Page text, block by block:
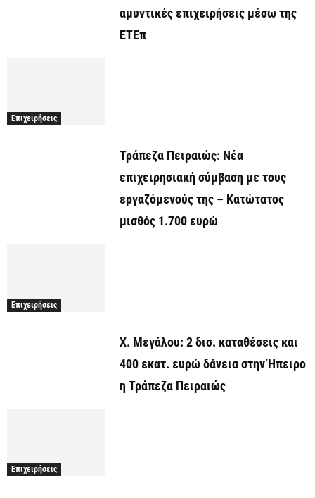
αμυντικές επιχειρήσεις μέσω της
ΕΤΕπ
Επιχειρήσεις
Τράπεζα Πειραιώς: Νέα
επιχειρησιακή σύμβαση με τους
εργαζόμενούς της – Κατώτατος
μισθός 1.700 ευρώ
Επιχειρήσεις
Χ. Μεγάλου: 2 δισ. καταθέσεις και
400 εκατ. ευρώ δάνεια στην Ήπειρο
η Τράπεζα Πειραιώς
Επιχειρήσεις